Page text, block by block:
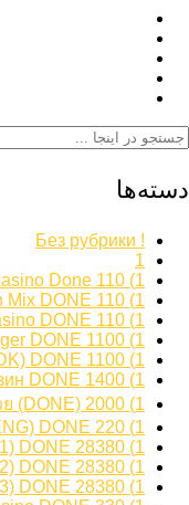
دسته‌ها
! Без рубрики
1
1) 110 links Canada Casino Done
1) 110 links English Mix DONE
1) 110 links Turkiye Casino DONE
1) 1100 links English Frt trigger DONE
1) 1100 links Mix Casino (1-DK) DONE
1) 1400 links russia блэкспрут магазин DONE
1) 2000 links Thailand เว็บซื้อหวย (DONE)
1) 220 links Mix Mix (1-ENG) DONE
1) 28380 links Mix Casino (UK-1) DONE
1) 28380 links Mix Casino (UK-2) DONE
1) 28380 links Mix Casino (UK-3) DONE